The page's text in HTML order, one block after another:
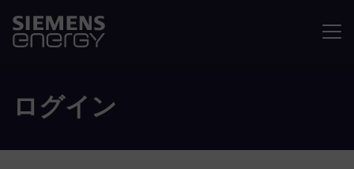
ログイン